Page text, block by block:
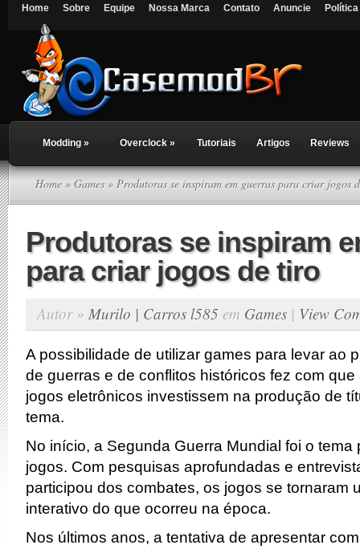
Home Sobre Equipe Nossa Marca Contato Anuncie
Modding » Overclock » Tutoriais Artigos Reviews
Home » Games» Produtoras se inspiram em guerras para criar jogos
Produtoras se inspiram
para criar jogos de tiro
Autor » Murilo | Carros l585 em Games | View
A possibilidade de utilizar games para levar ao
de guerras e de conflitos históricos fez com
jogos eletrônicos investissem na produção de
tema.
No início, a Segunda Guerra Mundial foi o tema
jogos. Com pesquisas aprofundadas e
participou dos combates, os jogos se tornaram
interativo do que ocorreu na época.
Nos últimos anos, a tentativa de apresentar